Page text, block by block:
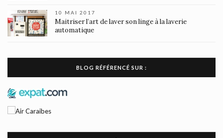
10 MAI 2017
Maitriser l’art de laver son linge à la laverie
automatique
BLOG RÉFÉRENCÉ SUR :